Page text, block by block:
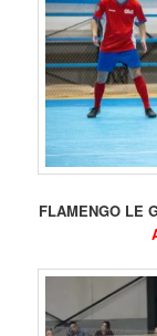
FLAMENGO LE